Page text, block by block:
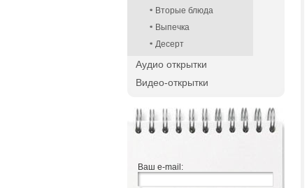
Вторые блюда
Выпечка
Десерт
Аудио открытки
Видео-открытки
Ваш e-mail: